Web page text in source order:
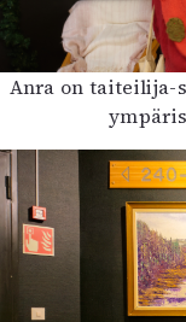
Anra on taiteilija-